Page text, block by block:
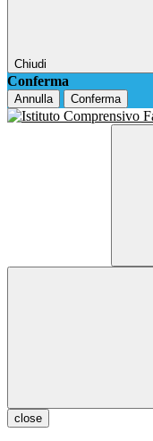
Chiudi
Conferma
Annulla Conferma
close